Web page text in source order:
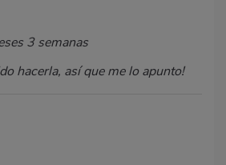
3 semanas
hacerla, así que me lo apunto!